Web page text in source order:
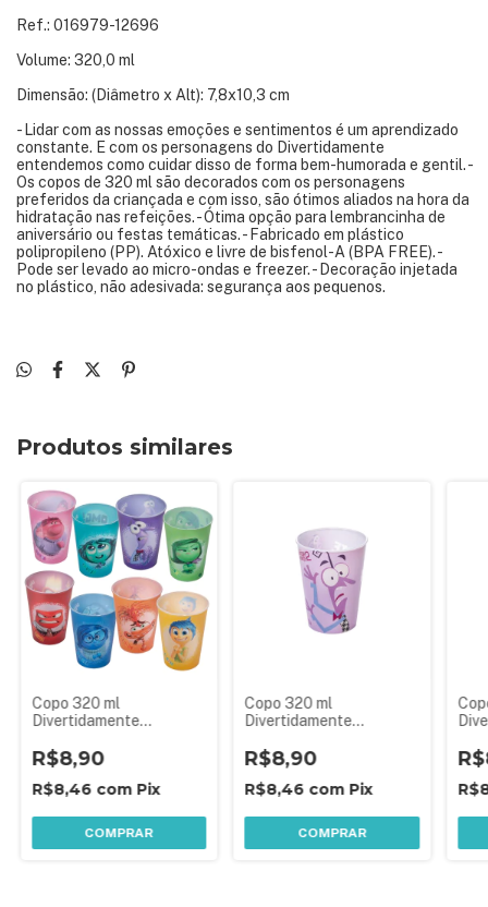
Ref.: 016979-12696
Volume: 320,0 ml
Dimensão: (Diâmetro x Alt): 7,8x10,3 cm
- Lidar com as nossas emoções e sentimentos é um aprendizado
constante. E com os personagens do Divertidamente
entendemos como cuidar disso de forma bem-humorada e gentil. -
Os copos de 320 ml são decorados com os personagens
preferidos da criançada e com isso, são ótimos aliados na hora da
hidratação nas refeições. - Ótima opção para lembrancinha de
aniversário ou festas temáticas. - Fabricado em plástico
polipropileno (PP). Atóxico e livre de bisfenol-A (BPA FREE). -
Pode ser levado ao micro-ondas e freezer. - Decoração injetada
no plástico, não adesivada: segurança aos pequenos.
Produtos similares
Copo 320 ml
Divertidamente
R$8,90
R$8,46 com Pix
COMPRAR
Copo 320 ml
Divertidamente
R$8,90
R$8,46 com Pix
COMPRAR